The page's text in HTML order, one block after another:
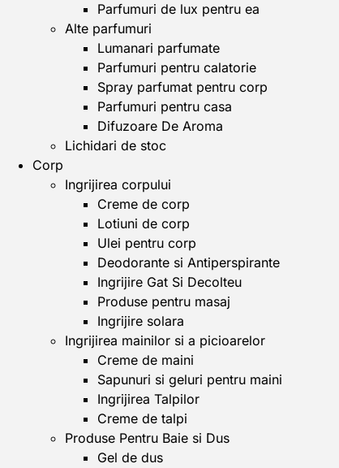
Parfumuri de lux pentru ea
Alte parfumuri
Lumanari parfumate
Parfumuri pentru calatorie
Spray parfumat pentru corp
Parfumuri pentru casa
Difuzoare De Aroma
Lichidari de stoc
Corp
Ingrijirea corpului
Creme de corp
Lotiuni de corp
Ulei pentru corp
Deodorante si Antiperspirante
Ingrijire Gat Si Decolteu
Produse pentru masaj
Ingrijire solara
Ingrijirea mainilor si a picioarelor
Creme de maini
Sapunuri si geluri pentru maini
Ingrijirea Talpilor
Creme de talpi
Produse Pentru Baie si Dus
Gel de dus